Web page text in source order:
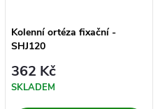
Kolenní ortéza fixační -
SHJ120
362 Kč
SKLADEM